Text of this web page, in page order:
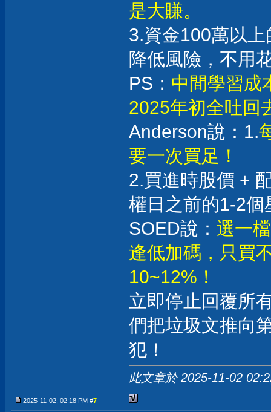
是大賺。
3.資金100萬以
降低風險，不用
PS： 中間學習成
2025年初全吐回
Anderson說：1.
要一次買足！
2.買進時股價 +
權日之前的1-2個
SOED說： 選一
逢低加碼，只買
10~12%！
立即停止回覆所
們把垃圾文推向
犯！
此文章於 2025-11-02
2025-11-02, 02:18 PM #7